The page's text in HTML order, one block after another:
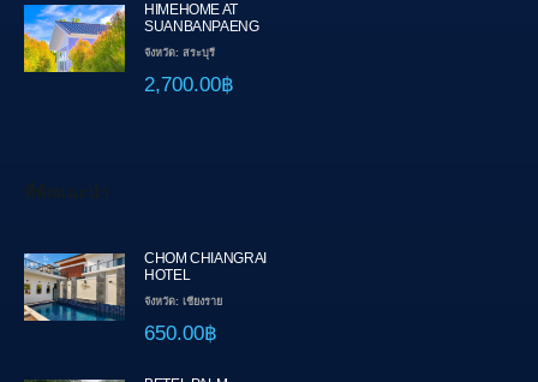
HIMEHOME AT
SUANBANPAENG
จังหวัด: สระบุรี
2,700.00฿
ที่พักแนะนำ
CHOM CHIANGRAI
HOTEL
จังหวัด: เชียงราย
650.00฿